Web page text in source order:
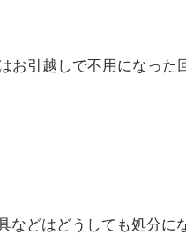
引越しで不用になった
どはどうしても処分に